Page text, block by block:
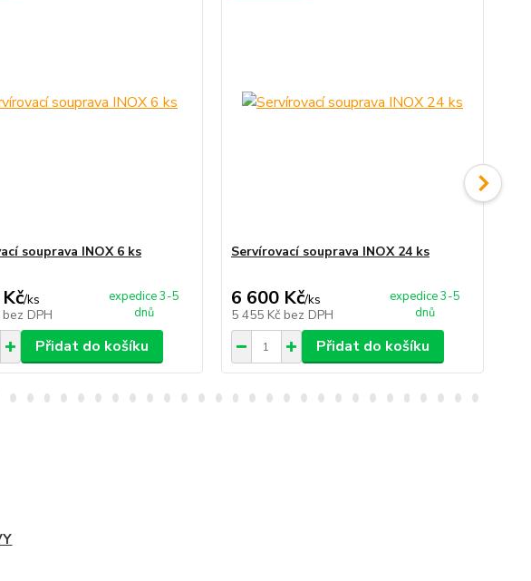
souprava INOX 6 ks
/ks
bez DPH
expedice 3-5
dnů
Přidat do košíku
Servírovací souprava INOX 24 ks
6 600 Kč/ks
5 455 Kč bez DPH
expedice 3-5
dnů
Přidat do košíku